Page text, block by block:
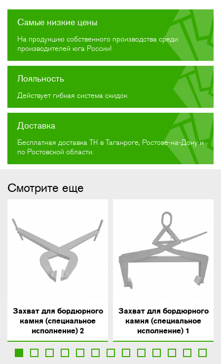
Самые низкие цены
На продукцию собственного производства среди
производителей юга России!
Лояльность
Действует гибкая система скидок
Доставка
Бесплатная доставка ТК в Таганроге, Ростове-на-Дону и
по Ростовской области.
Смотрите еще
Захват для бордюрного
камня (специальное
исполнение) 2
Захват для бордюрного
камня (специальное
исполнение) 1